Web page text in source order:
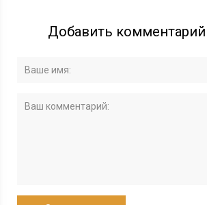
Добавить комментарий